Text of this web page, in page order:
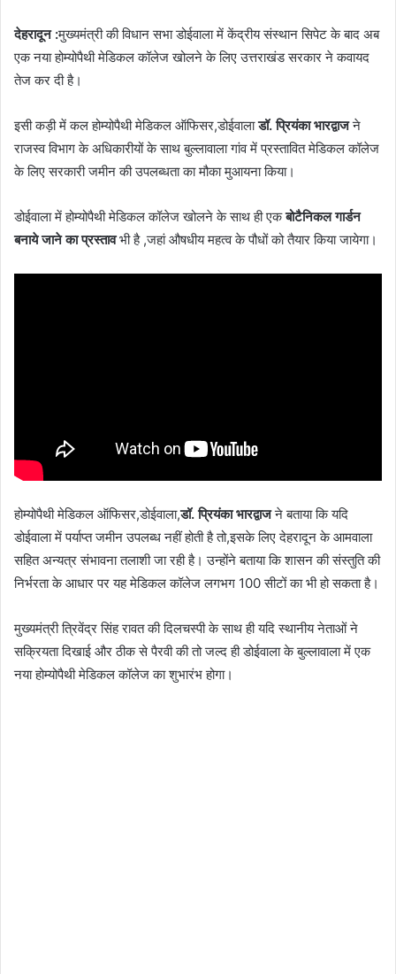
देहरादून :मुख्यमंत्री की विधान सभा डोईवाला में केंद्रीय संस्थान सिपेट के बाद अब
एक नया होम्योपैथी मेडिकल कॉलेज खोलने के लिए उत्तराखंड सरकार ने कवायद
तेज कर दी है।
इसी कड़ी में कल होम्योपैथी मेडिकल ऑफिसर,डोईवालाडॉ. प्रियंका भारद्वाजने
राजस्व विभाग के अधिकारीयों के साथ बुल्लावाला गांव में प्रस्तावित मेडिकल कॉलेज
के लिए सरकारी जमीन की उपलब्धता का मौका मुआयना किया।
डोईवाला में होम्योपैथी मेडिकल कॉलेज खोलने के साथ ही एकबोटैनिकल गार्डन
बनाये जाने का प्रस्तावभी है ,जहां औषधीय महत्व के पौधों को तैयार किया जायेगा।
होम्योपैथी मेडिकल ऑफिसर,डोईवाला,डॉ. प्रियंका भारद्वाजने बताया कि यदि
डोईवाला में पर्याप्त जमीन उपलब्ध नहीं होती है तो,इसके लिए देहरादून के आमवाला
सहित अन्यत्र संभावना तलाशी जा रही है। उन्होंने बताया कि शासन की संस्तुति की
निर्भरता के आधार पर यह मेडिकल कॉलेज लगभग 100 सीटों का भी हो सकता है।
मुख्यमंत्री त्रिवेंद्र सिंह रावत की दिलचस्पी के साथ ही यदि स्थानीय नेताओं ने
सक्रियता दिखाई और ठीक से पैरवी की तो जल्द ही डोईवाला के बुल्लावाला में एक
नया होम्योपैथी मेडिकल कॉलेज का शुभारंभ होगा।